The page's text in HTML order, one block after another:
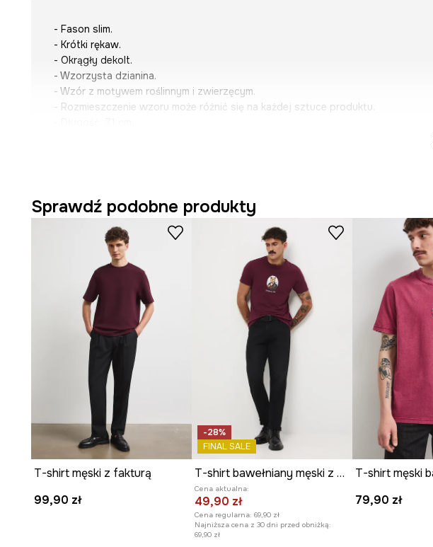
- Fason slim.
- Krótki rękaw.
- Okrągły dekolt.
- Wzorzysta dzianina.
- Wzór z motywem roślinnym i zwierzęcym.
- Rozmieszczenie wzoru może różnić się na każdej sztuce produktu.
Sprawdź podobne produkty
T-shirt męski z fakturą
99,90 zł
-28%
FINAL SALE
T-shirt bawełniany męski z elastanem z nadrukiem
Cena aktualna:
49,90 zł
Cena regularna: 69,90 zł
Najniższa cena z 30 dni przed obniżką:
69,90 zł
79,90 zł